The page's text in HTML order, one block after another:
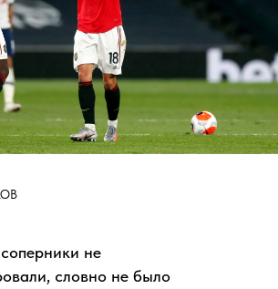
не
словно не было